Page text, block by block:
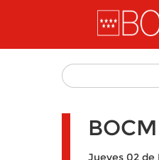
Pasar al contenido principal
BOCM
Jueves 02 de